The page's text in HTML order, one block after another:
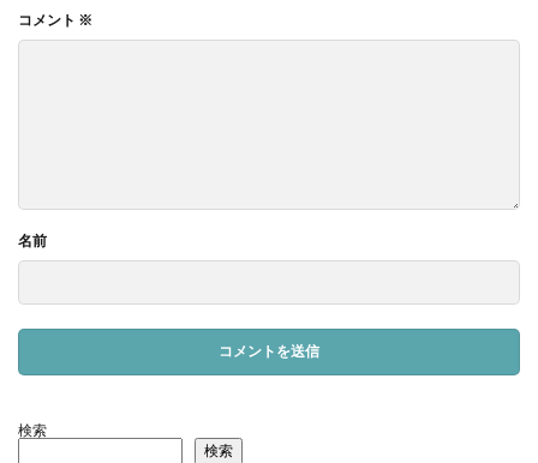
コメント ※
名前
検索
検索